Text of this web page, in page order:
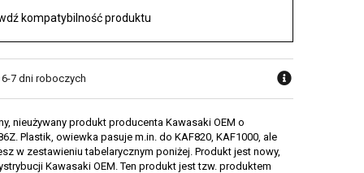
kompatybilność produktu
7 dni roboczych
nieużywany produkt producenta Kawasaki OEM o
Plastik, owiewka pasuje m.in. do KAF820, KAF1000, ale
w zestawieniu tabelarycznym poniżej. Produkt jest nowy,
Kawasaki OEM. Ten produkt jest tzw. produktem